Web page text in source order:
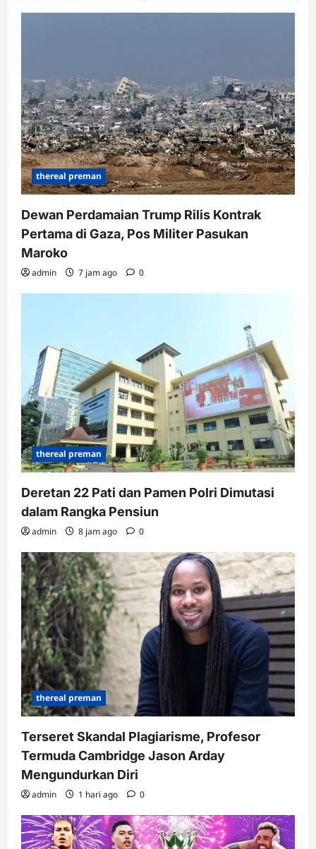
thereal preman
Dewan Perdamaian Trump Rilis Kontrak
Pertama di Gaza, Pos Militer Pasukan
Maroko
admin 7 jam ago 0
thereal preman
Deretan 22 Pati dan Pamen Polri Dimutasi
dalam Rangka Pensiun
admin 8 jam ago 0
thereal preman
Terseret Skandal Plagiarisme, Profesor
Termuda Cambridge Jason Arday
Mengundurkan Diri
admin 1 hari ago 0